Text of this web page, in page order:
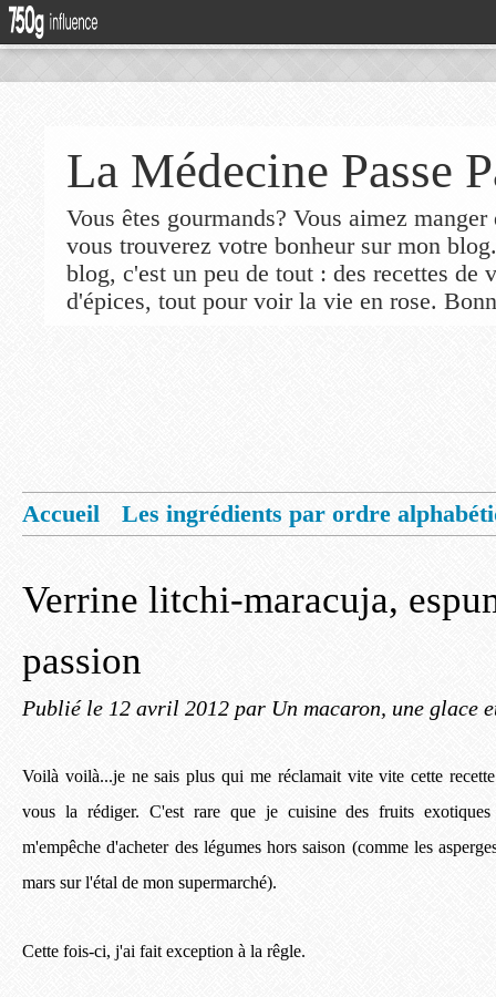
La Médecine Passe
Vous êtes gourmands? Vous aimez
vous trouverez votre bonheur sur mon
blog, c'est un peu de tout : des recettes de
d'épices, tout pour voir la vie en rose.
Accueil
Les ingrédients par ordre
Verrine litchi-maracuja,
passion
Publié le 12 avril 2012 par Un macaron, une glace
Voilà voilà...je ne sais plus qui me réclamait vite vite cette
vous la rédiger. C'est rare que je cuisine des fruits
m'empêche d'acheter des légumes hors saison (comme les
mars sur l'étal de mon supermarché).
Cette fois-ci, j'ai fait exception à la rêgle.